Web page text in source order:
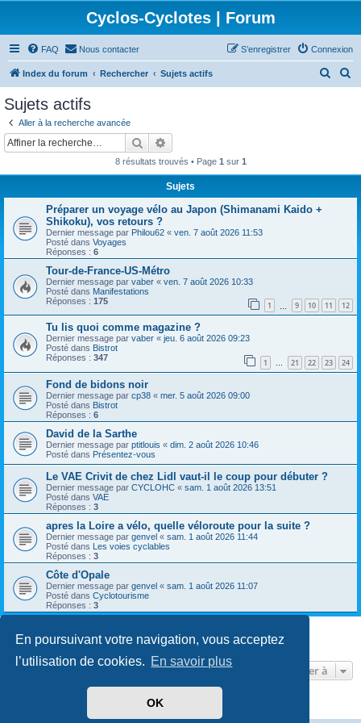
En poursuivant votre navigation, vous acceptez
l’utilisation de cookies. En savoir plus
OK
Cyclos-Cyclotes | Forum
FAQ Nous contacter Connexion
S’enregistrer
Index du forum Rechercher Sujets actifs
Sujets actifs
Aller à la recherche avancée
Rechercher
8 résultats trouvés • Page 1 sur 1
Sujets
Préparer un voyage vélo au Japon (Shimanami Kaido +
Shikoku), vos retours ?
Dernier message par Philou62 « ven. 7 août 2026 11:53
Posté dans Voyages
Réponses : 6
Tour-de-France-US-Métro
Dernier message par vaber « ven. 7 août 2026 10:33
Posté dans Manifestations
Réponses : 175 1 9 10 11 12
Tu lis quoi comme magazine ?
Dernier message par vaber « jeu. 6 août 2026 09:23
Posté dans Bistrot
Réponses : 347 1 … 21 22 23 24
Fond de bidons noir
Dernier message par cp38 « mer. 5 août 2026 09:00
Posté dans Bistrot
Réponses : 6
David de la Sarthe
Dernier message par ptitlouis « dim. 2 août 2026 10:46
Posté dans Présentez-vous
Le VAE Crivit de chez Lidl vaut-il le coup pour débuter ?
Dernier message par CYCLOHC « sam. 1 août 2026 13:51
Posté dans VAE
Réponses : 3
apres la Loire a vélo, quelle véloroute pour la suite ?
Dernier message par genvel « sam. 1 août 2026 11:44
Posté dans Les voies cyclables
Réponses : 3
Côte d'Opale
Dernier message par genvel « sam. 1 août 2026 11:07
Posté dans Cyclotourisme
Réponses : 3
8 résultats trouvés • Page1sur1
Aller à
phpBB ® Forum Software © phpBB Limited
phpBB-fr.com